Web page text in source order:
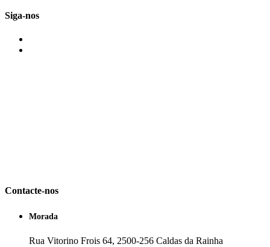
Siga-nos
Contacte-nos
Morada
Rua Vitorino Frois 64, 2500-256 Caldas da Rainha